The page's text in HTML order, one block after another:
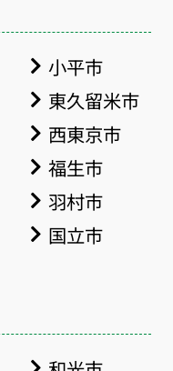
小平市
東久留米市
西東京市
福生市
羽村市
国立市